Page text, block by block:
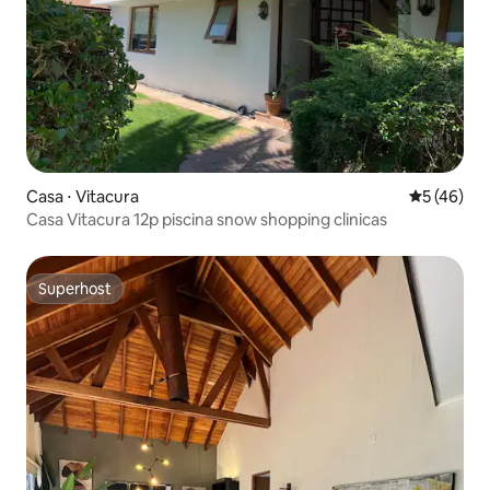
Casa ⋅ Vitacura 5 de uma
5 (46)
Casa Vitacura 12p piscina snow shopping clinicas
Superhost
Superhost